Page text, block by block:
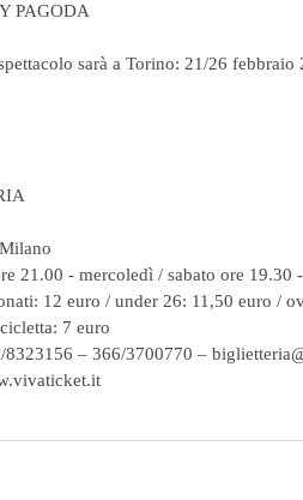
PAGODA
sarà a Torino: 21/26 febbraio
21.00 - mercoledì / sabato ore 19.30
12 euro / under 26: 11,50 euro /
7 euro
– 366/3700770 –